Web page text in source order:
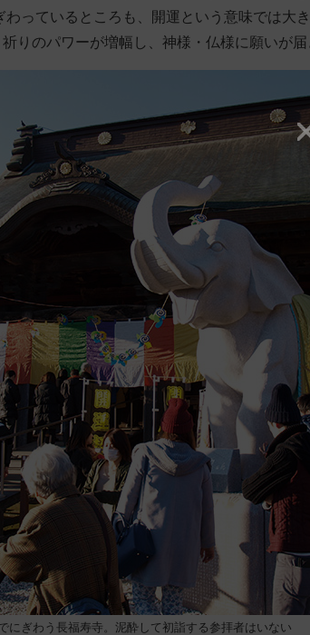
っているところも、開運という意味では大
りのパワーが増幅し、神様・仏様に願いが届
にぎわう長福寿寺。泥酔して初詣する参拝者はいない